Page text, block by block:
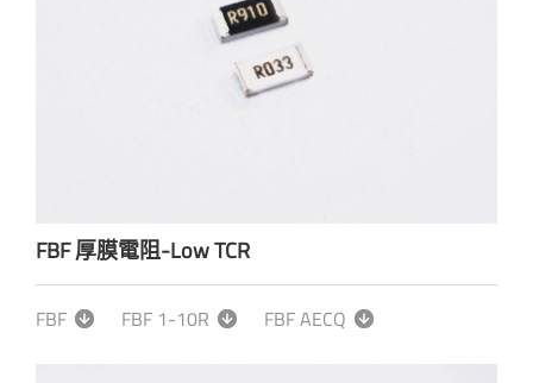
FBF 厚膜電阻-Low TCR
FBF FBF 1-10R FBF AECQ